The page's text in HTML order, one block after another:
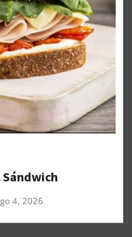
Sándwich
4, 2026